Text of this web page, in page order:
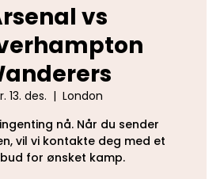
vs
13. des.
  |
London
nå. Når du sender
vil vi kontakte deg med et
for ønsket kamp.